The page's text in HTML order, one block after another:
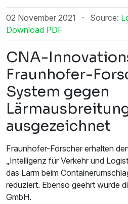
02 November 2021 · Source:
Download PDF
CNA-
Fraunhofer-
System gegen
ausgezeichnet
Fraunhofer-Forscher erhalten
„Intelligenz für Verkehr und
das Lärm beim
reduziert. Ebenso geehrt wurde
GmbH.